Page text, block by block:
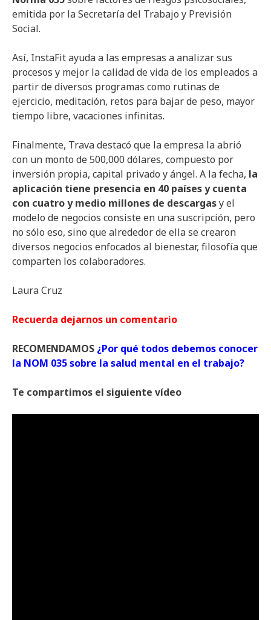
emitida por la Secretaría del Trabajo y Previsión
Social.
Así, InstaFit ayuda a las empresas a analizar sus
procesos y mejor la calidad de vida de los empleados a
partir de diversos programas como rutinas de
ejercicio, meditación, retos para bajar de peso, mayor
tiempo libre, vacaciones infinitas.
Finalmente, Trava destacó que la empresa la abrió
con un monto de 500,000 dólares, compuesto por
inversión propia, capital privado y ángel. A la fecha, la
aplicación tiene presencia en 40 países y cuenta
con cuatro y medio millones de descargasy el
modelo de negocios consiste en una suscripción, pero
no sólo eso, sino que alrededor de ella se crearon
diversos negocios enfocados al bienestar, filosofía que
comparten los colaboradores.
Laura Cruz
Recuerda dejarnos un comentario
RECOMENDAMOS ¿Por qué todos debemos conocer
la NOM 035 sobre la salud mental en el trabajo?
Te compartimos el siguiente vídeo